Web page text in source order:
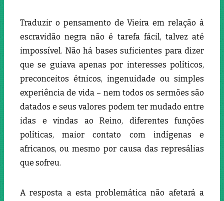
Traduzir o pensamento de Vieira em relação à
escravidão negra não é tarefa fácil, talvez até
impossível. Não há bases suficientes para dizer
que se guiava apenas por interesses políticos,
preconceitos étnicos, ingenuidade ou simples
experiência de vida – nem todos os sermões são
datados e seus valores podem ter mudado entre
idas e vindas ao Reino, diferentes funções
políticas, maior contato com indígenas e
africanos, ou mesmo por causa das represálias
que sofreu.
A resposta a esta problemática não afetará a